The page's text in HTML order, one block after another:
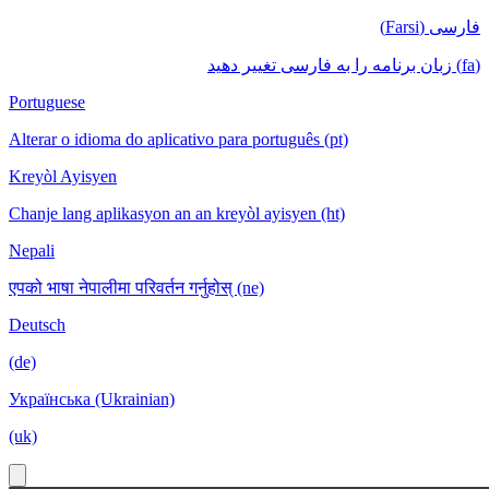
فارسی (Farsi)
(fa) زبان برنامه را به فارسی تغییر دهید
Portuguese
Alterar o idioma do aplicativo para português (pt)
Kreyòl Ayisyen
Chanje lang aplikasyon an an kreyòl ayisyen (ht)
Nepali
एपको भाषा नेपालीमा परिवर्तन गर्नुहोस् (ne)
Deutsch
(de)
Українська (Ukrainian)
(uk)